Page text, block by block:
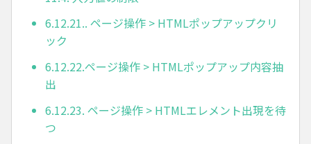
6.12.21.. ページ操作 > HTMLポップアップクリ
ック
6.12.22.ページ操作 > HTMLポップアップ内容抽
出
6.12.23. ページ操作 > HTMLエレメント出現を待
つ